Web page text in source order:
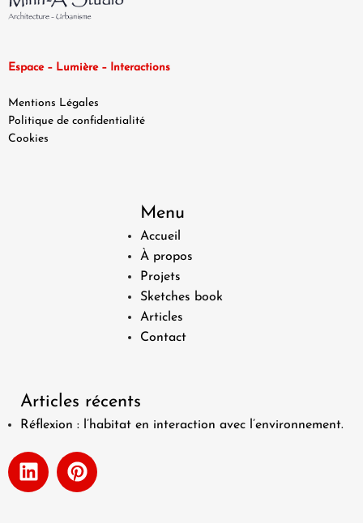
Espace – Lumière – Interactions
Mentions Légales
Politique de confidentialité
Cookies
Menu
Accueil
À propos
Projets
Sketches book
Articles
Contact
Articles récents
Réflexion : l’habitat en interaction avec l’environnement.